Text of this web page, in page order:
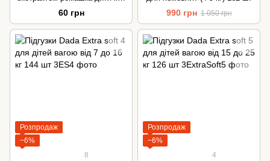
клапаном, 72 шт (0+)
60 грн 990 грн 1 050 грн
Розпродаж
−6%
8
Розпродаж
−6%
4